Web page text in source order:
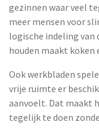
gezinnen waar veel
meer mensen voor
logische indeling van
houden maakt koken
Ook werkbladen
vrije ruimte er
aanvoelt. Dat maakt
tegelijk te doen